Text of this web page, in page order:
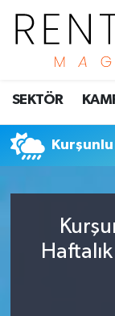
SEKTÖR
İstanbul
İstanbul
İstanbul
Süper Lig
Son